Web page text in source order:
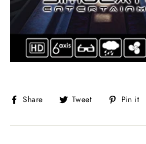
Share
Share
Facebook
Tweet
Tweet
Twitter
Pin it